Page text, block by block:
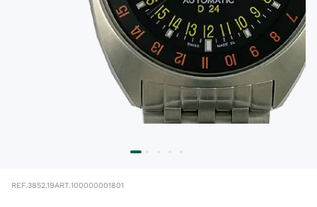
REF.3852.19ART.100000001801